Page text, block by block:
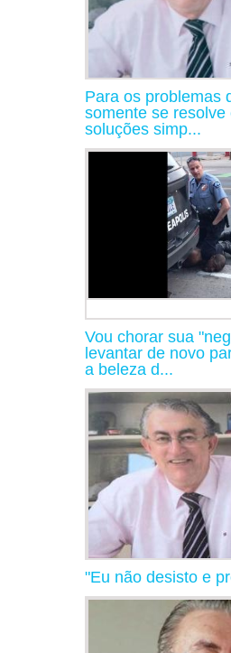
Para os problemas
somente se resolve
soluções simp...
Vou chorar sua
levantar de novo
a beleza d...
"Eu não desisto e